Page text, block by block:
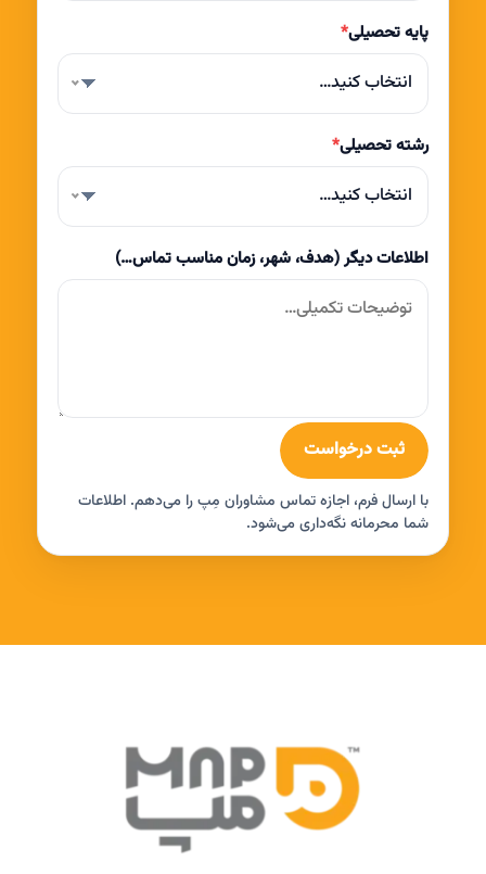
پایه تحصیلی*
انتخاب کنید…
رشته تحصیلی*
انتخاب کنید…
اطلاعات دیگر (هدف، شهر، زمان مناسب تماس…)
ثبت درخواست
با ارسال فرم، اجازه تماس مشاوران مِپ را می‌دهم. اطلاعات
شما محرمانه نگه‌داری می‌شود.